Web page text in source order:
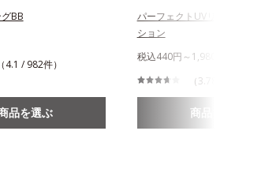
BB
（4.1 / 982件）
品を選ぶ
パーフェクトUVリキッドフ
ション
税込440円～1,980円
（3.78 / 715件）
商品を選ぶ